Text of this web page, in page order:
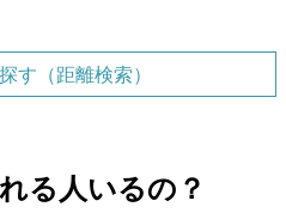
す（距離検索）
る人いるの？